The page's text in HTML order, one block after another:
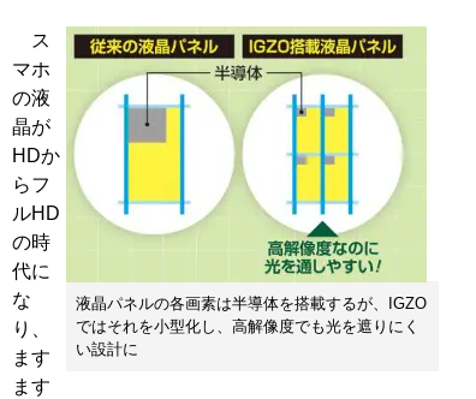
液晶パネルの各画素は半導体を搭載するが、IGZO
ではそれを小型化し、高解像度でも光を遮りにく
い設計に
ス
マホ
の液
晶が
HDか
らフ
ルHD
の時
代に
な
り、
ます
ます